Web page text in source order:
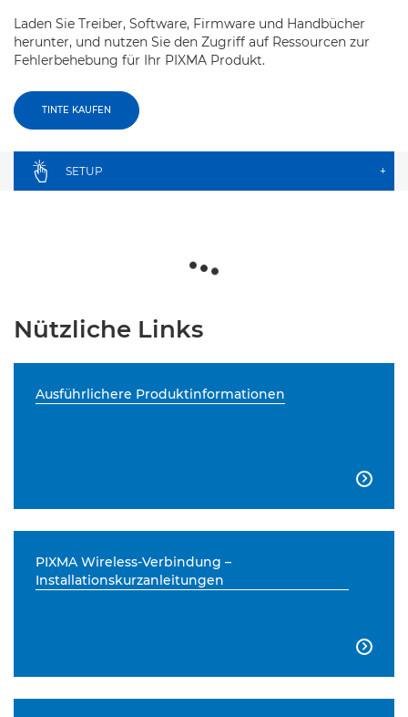
Laden Sie Treiber, Software, Firmware und Handbücher
herunter, und nutzen Sie den Zugriff auf Ressourcen zur
Fehlerbehebung für Ihr PIXMA Produkt.
TINTE KAUFEN
SETUP +
Nützliche Links
Ausführlichere Produktinformationen

PIXMA Wireless-Verbindung –
Installationskurzanleitungen
